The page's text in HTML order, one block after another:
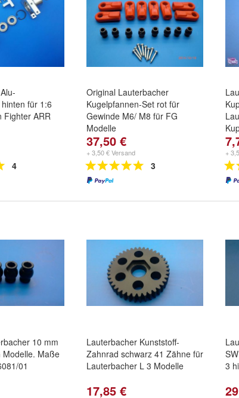
für 1:6
Fighter ARR
4
Original Lauterbacher
Kugelpfannen-Set rot für
Gewinde M6/ M8 für FG
Modelle
37,50 €
+ 3,50 € Versand
3
+
10 mm
Modelle. Maße
01
Lauterbacher Kunststoff-
Zahnrad schwarz 41 Zähne für
Lauterbacher L 3 Modelle
17,85 €
3